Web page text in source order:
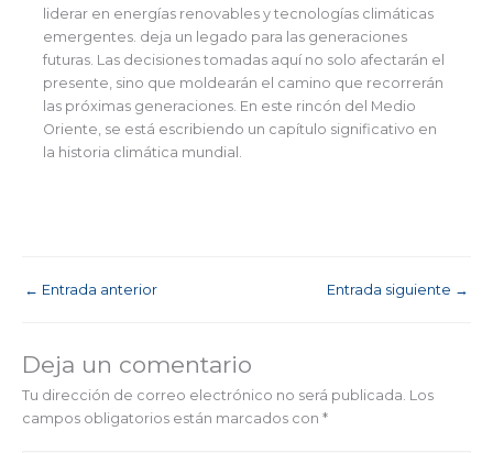
liderar en energías renovables y tecnologías climáticas
emergentes. deja un legado para las generaciones
futuras. Las decisiones tomadas aquí no solo afectarán el
presente, sino que moldearán el camino que recorrerán
las próximas generaciones. En este rincón del Medio
Oriente, se está escribiendo un capítulo significativo en
la historia climática mundial.
← Entrada anterior Entrada siguiente →
Deja un comentario
Tu dirección de correo electrónico no será publicada. Los
campos obligatorios están marcados con *